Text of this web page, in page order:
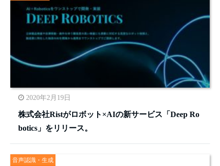
2020年2月19日
株式会社Ristがロボット×AIの新サービス「Deep Ro
botics」をリリース。
音声認識・生成